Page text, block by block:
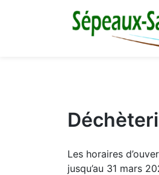
Les horaires
jusqu’au 31 mars